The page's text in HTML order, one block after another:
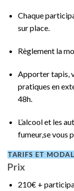
Chaque
sur place.
Règlement la
Apporter tapis,
pratiques en
48h.
L’alcool et les
fumeur,se vous
TARIFS ET
Prix
210€ +